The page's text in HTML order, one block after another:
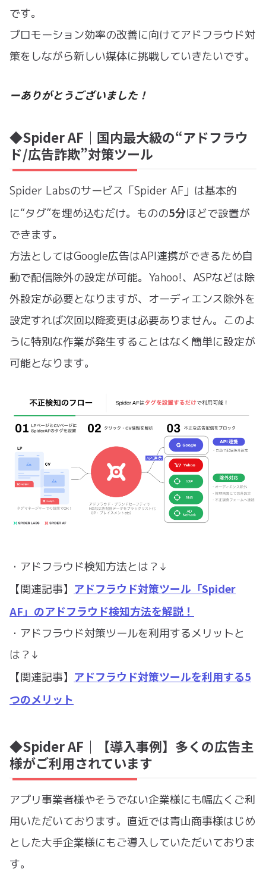
です。
プロモーション効率の改善に向けてアドフラウド対
策をしながら新しい媒体に挑戦していきたいです。
ーありがとうございました！
◆Spider AF｜国内最大級の“アドフラウ
ド/広告詐欺”対策ツール
Spider Labsのサービス「Spider AF」は基本的
に“タグ”を埋め込むだけ。ものの5分ほどで設置が
できます。
方法としてはGoogle広告はAPI連携ができるため自
動で配信除外の設定が可能。Yahoo!、ASPなどは除
外設定が必要となりますが、オーディエンス除外を
設定すれば次回以降変更は必要ありません。このよ
うに特別な作業が発生することはなく簡単に設定が
可能となります。
・アドフラウド検知方法とは？↓
【関連記事】 アドフラウド対策ツール「Spider
AF」のアドフラウド検知方法を解説！
・アドフラウド対策ツールを利用するメリットと
は？↓
【関連記事】 アドフラウド対策ツールを利用する5
つのメリット
◆Spider AF｜【導入事例】多くの広告主
様がご利用されています
アプリ事業者様やそうでない企業様にも幅広くご利
用いただいております。直近では青山商事様はじめ
とした大手企業様にもご導入していただいておりま
す。